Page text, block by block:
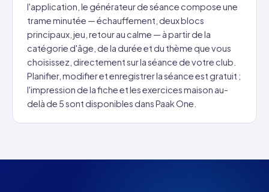
l'application, le générateur de séance compose une
trame minutée — échauffement, deux blocs
principaux, jeu, retour au calme — à partir de la
catégorie d'âge, de la durée et du thème que vous
choisissez, directement sur la séance de votre club.
Planifier, modifier et enregistrer la séance est gratuit ;
l'impression de la fiche et les exercices maison au-
delà de 5 sont disponibles dans Paak One.